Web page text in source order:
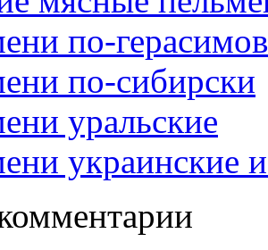
по-
по-сибирски
уральские
украинские